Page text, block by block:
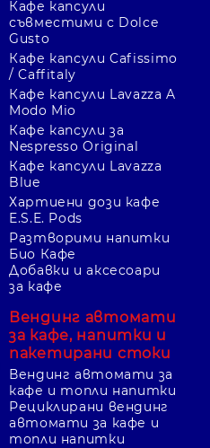
Кафе капсули
съвместими с Dolce
Gusto
Кафе капсули Cafissimo
/ Caffitaly
Кафе капсули Lavazza A
Modo Mio
Кафе капсули за
Nespresso Original
Кафе капсули Lavazza
Blue
Хартиени дози кафе
E.S.E. Pods
Разтворими напитки
Био Кафе
Добавки и аксесоари
за кафе
Вендинг автомати
за кафе, напитки и
пакетирани стоки
Вендинг автомати за
кафе и топли напитки
Рециклирани вендинг
автомати за кафе и
топли напитки